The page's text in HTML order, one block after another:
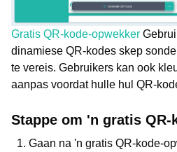
Gratis QR-kode-opwekker
dinamiese QR-kodes skep
te vereis. Gebruikers kan ook
aanpas voordat hulle hul QR-
Stappe om 'n gratis QR-
Gaan na 'n gratis QR-kode-